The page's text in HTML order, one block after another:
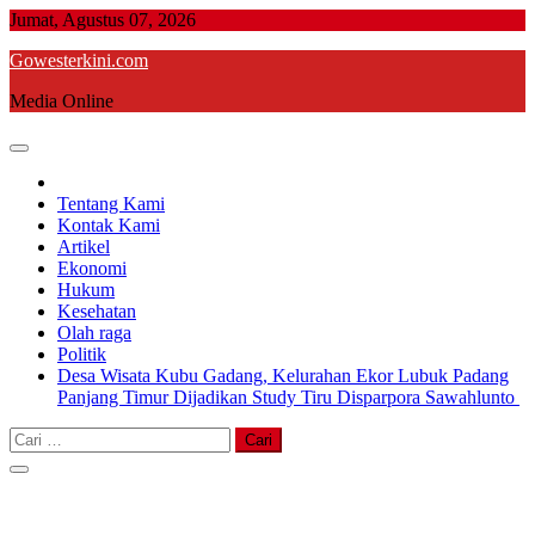
Skip
content
Jumat, Agustus 07, 2026
Gowesterkini.com
Media Online
Tentang Kami
Kontak Kami
Artikel
Ekonomi
Hukum
Kesehatan
Olah raga
Politik
Desa Wisata Kubu Gadang, Kelurahan Ekor Lubuk Padang
Panjang Timur Dijadikan Study Tiru Disparpora Sawahlunto
Cari
untuk: